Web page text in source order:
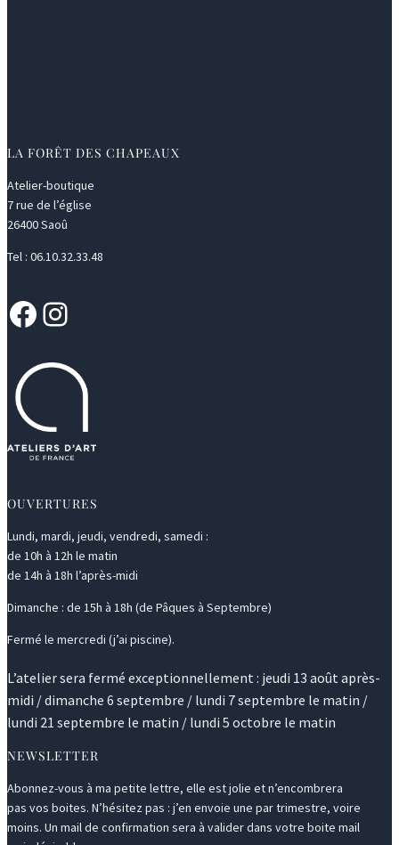
LA FORÊT DES CHAPEAUX
Atelier-boutique
7 rue de l’église
26400 Saoû
Tel : 06.10.32.33.48
Facebook Instagram
OUVERTURES
Lundi, mardi, jeudi, vendredi, samedi :
de 10h à 12h le matin
de 14h à 18h l’après-midi
Dimanche : de 15h à 18h (de Pâques à Septembre)
Fermé le mercredi (j’ai piscine).
L’atelier sera fermé exceptionnellement : jeudi 13 août après-
midi / dimanche 6 septembre / lundi 7 septembre le matin /
lundi 21 septembre le matin / lundi 5 octobre le matin
NEWSLETTER
Abonnez-vous à ma petite lettre, elle est jolie et n’encombrera
pas vos boites. N’hésitez pas : j’en envoie une par trimestre, voire
moins. Un mail de confirmation sera à valider dans votre boite mail